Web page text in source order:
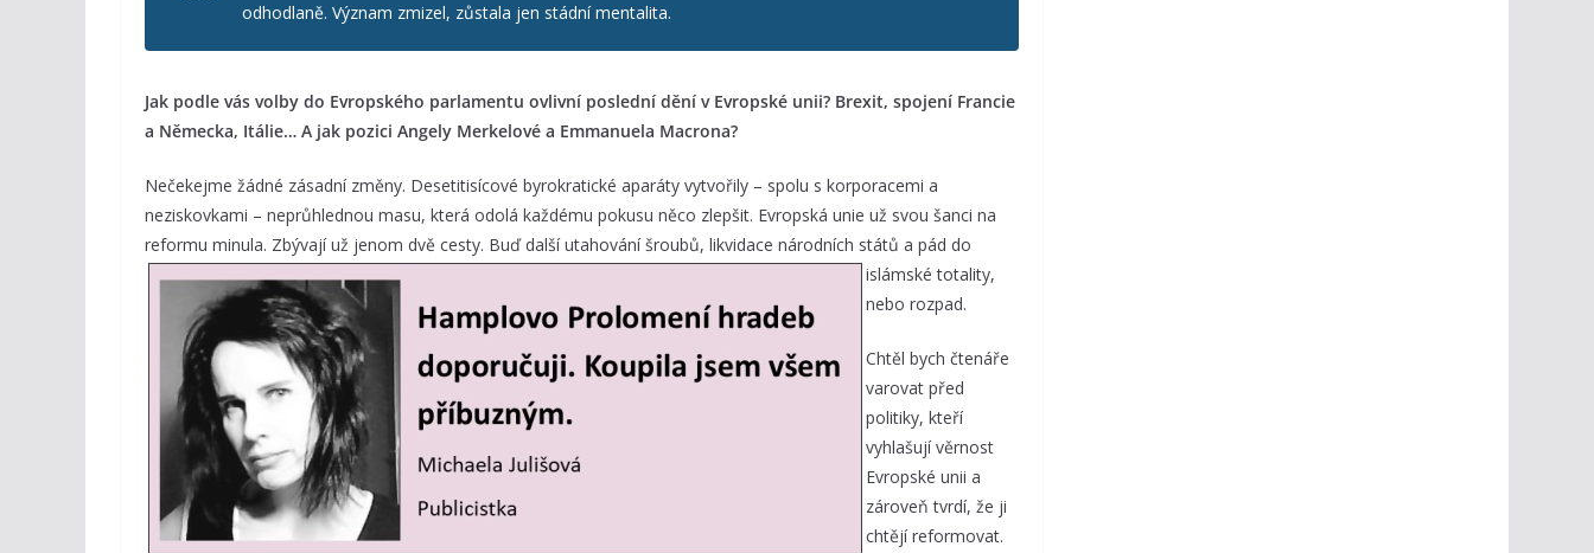
odhodlaně. Význam zmizel, zůstala jen stádní mentalita.
Jak podle vás volby do Evropského parlamentu ovlivní poslední dění v Evropské unii? Brexit, spojení Francie
a Německa, Itálie… A jak pozici Angely Merkelové a Emmanuela Macrona?
Nečekejme žádné zásadní změny. Desetitisícové byrokratické aparáty vytvořily – spolu s korporacemi a
neziskovkami – neprůhlednou masu, která odolá každému pokusu něco zlepšit. Evropská unie už svou šanci na
reformu minula. Zbývají už jenom dvě cesty. Buď další utahování šroubů, likvidace národních států a pád do
islámské totality,
nebo rozpad.
Chtěl bych čtenáře
varovat před
politiky, kteří
vyhlašují věrnost
Evropské unii a
zároveň tvrdí, že ji
chtějí reformovat.